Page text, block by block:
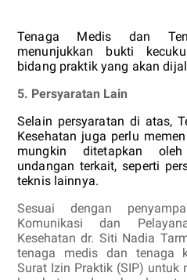
Tenaga Medis dan
menunjukkan bukti
bidang praktik yang akan
5. Persyaratan Lain
Selain persyaratan di atas,
Kesehatan juga perlu
mungkin ditetapkan
undangan terkait, seperti
teknis lainnya.
Sesuai dengan
Komunikasi dan
Kesehatan dr. Siti Nadia
tenaga medis dan tenaga
Surat Izin Praktik (SIP) untuk